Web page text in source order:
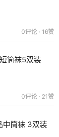
0评论 · 16赞
筒袜5双装
0评论 · 21赞
中筒袜 3双装